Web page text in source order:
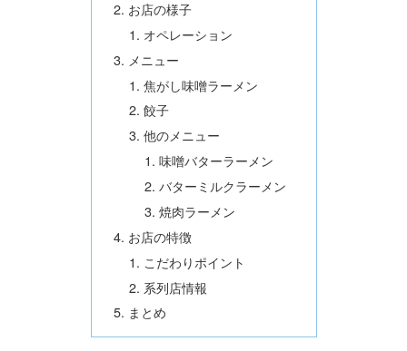
お店の様子
オペレーション
メニュー
焦がし味噌ラーメン
餃子
他のメニュー
味噌バターラーメン
バターミルクラーメン
焼肉ラーメン
お店の特徴
こだわりポイント
系列店情報
まとめ